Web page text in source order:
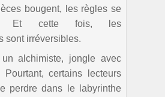
bougent, les règles se
Et cette fois, les
sont irréversibles.
alchimiste, jongle avec
Pourtant, certains lecteurs
perdre dans le labyrinthe